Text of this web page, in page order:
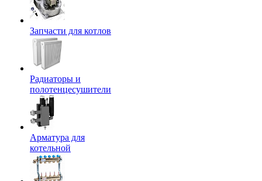
Запчасти для котлов
Радиаторы и
полотенцесушители
Арматура для
котельной